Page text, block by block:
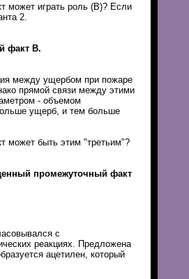
может играть роль (В)? Если
2.
факт В.
между ущербом при пожаре
прямой связи между этими
- объемом
ущерб, и тем больше
может быть этим "третьим"?
промежуточный факт
с
реакциях. Предложена
ацетилен, который